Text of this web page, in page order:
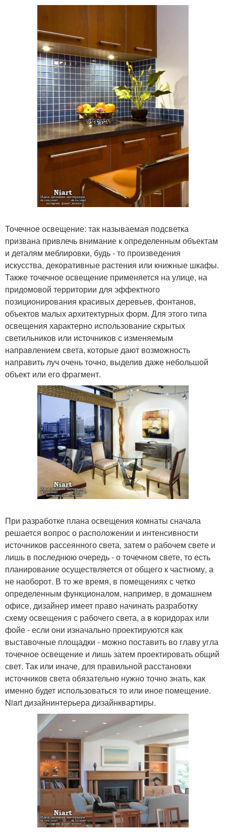
Точечное освещение: так называемая подсветка
призвана привлечь внимание к определенным объектам
и деталям меблировки, будь - то произведения
искусства, декоративные растения или книжные шкафы.
Также точечное освещение применяется на улице, на
придомовой территории для эффектного
позиционирования красивых деревьев, фонтанов,
объектов малых архитектурных форм. Для этого типа
освещения характерно использование скрытых
светильников или источников с изменяемым
направлением света, которые дают возможность
направить луч очень точно, выделив даже небольшой
объект или его фрагмент.
При разработке плана освещения комнаты сначала
решается вопрос о расположении и интенсивности
источников рассеянного света, затем о рабочем свете и
лишь в последнюю очередь - о точечном свете, то есть
планирование осуществляется от общего к частному, а
не наоборот. В то же время, в помещениях с четко
определенным функционалом, например, в домашнем
офисе, дизайнер имеет право начинать разработку
схему освещения с рабочего света, а в коридорах или
фойе - если они изначально проектируются как
выставочные площадки - можно поставить во главу угла
точечное освещение и лишь затем проектировать общий
свет. Так или иначе, для правильной расстановки
источников света обязательно нужно точно знать, как
именно будет использоваться то или иное помещение.
Niart дизайнинтерьера дизайнквартиры.